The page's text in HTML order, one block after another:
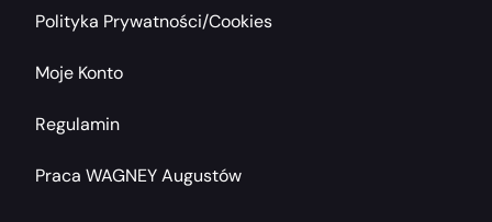
Polityka Prywatności/cookies
Moje Konto
Regulamin
Praca WAGNEY Augustów